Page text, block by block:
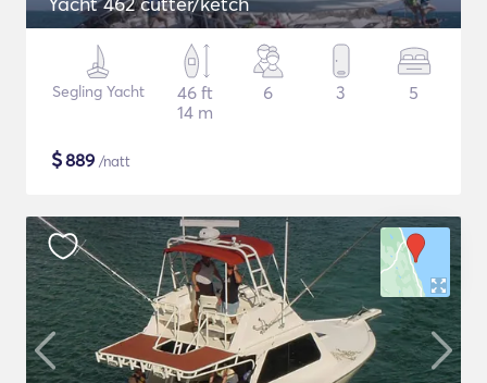
Segling Yacht
46 ft
14 m
6 3 5
$889 /natt